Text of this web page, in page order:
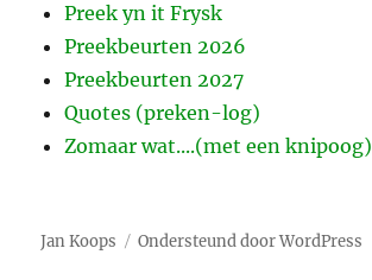
Preek yn it Frysk
Preekbeurten 2026
Preekbeurten 2027
Quotes (preken-log)
Zomaar wat....(met een knipoog)
Jan Koops Ondersteund door WordPress